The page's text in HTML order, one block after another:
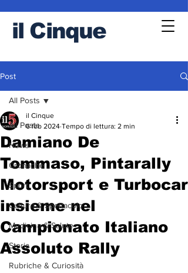
il Cinque
Post
All Posts
News
Cronache
Sport
Cultura & Spettacolo
Medicina & Salute
Storia
Rubriche & Curiosità
All Posts
Damiano De
Tommaso, Pintarally
Motorsport e Turbocar
insieme nel
Campionato Italiano
Assoluto Rally
il Cinque
6 feb 2024 Tempo di lettura: 2 min